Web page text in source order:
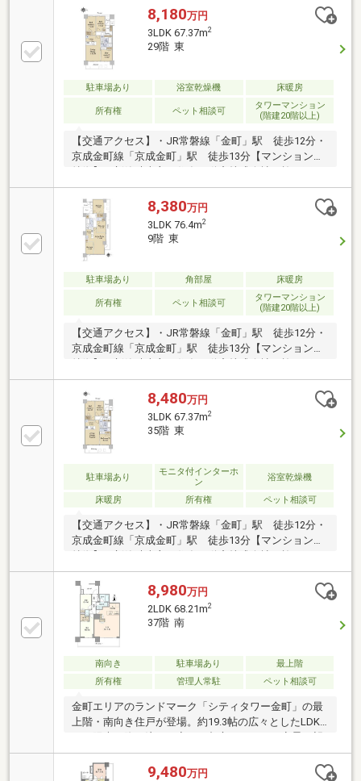
ニング、荷物発送、ゲストルーム予約等）・ゲストル
ーム（1泊5 000円）・TVモニター付オートロック、宅
配ボックス有・ペット飼育可（細則あり）● お部屋
のポイント‥…━……━‥……━‥……・3LDKタイプ・床暖
房（リビング・ダイニング）・キッチンディスポーザ
ー・29階高層階、西向き住戸・バルコニーから富士山
やスカイツリー、夏には花火大会をご覧になれます。
8,180万円
3LDK 67.37m2
29階 東
駐車場あり 浴室乾燥機 床暖房
所有権 ペット相談可
タワーマンション
(階建20階以上)
【交通アクセス】・JR常磐線「金町」駅 徒歩12分・
京成金町線「京成金町」駅 徒歩13分【マンションの
株式会社竹中工務店・築年月：2016年2月築・構
造：鉄筋コンクリート造37階建・免震構造タワーマン
ション・総戸数：840戸【タワー棟700戸、レジデンス
棟：140戸】・ＴＶモニター付オートロック・ダブル
オートロックシステム・ハンズフリーキー採用・２４
時間オンラインセキュリティ・宅配ロッカー・ペット
飼育可（規約等の制限有）・二重床／二重天井・２４
8,380万円
3LDK 76.4m2
9階 東
駐車場あり 角部屋 床暖房
所有権 ペット相談可
タワーマンション
(階建20階以上)
【交通アクセス】・JR常磐線「金町」駅 徒歩12分・
京成金町線「京成金町」駅 徒歩13分【マンションの
株式会社竹中工務店・築年月：2016年2月築・構
造：鉄筋コンクリート造37階建・免震構造タワーマン
ション・総戸数：840戸【タワー棟700戸、レジデンス
棟：140戸】・ＴＶモニター付オートロック・ダブル
オートロックシステム・ハンズフリーキー採用・２４
時間オンラインセキュリティ・宅配ロッカー・ペット
飼育可（規約等の制限有）・二重床／二重天井・２４
8,480万円
3LDK 67.37m2
35階 東
駐車場あり
モニタ付インターホ
ン
浴室乾燥機
床暖房 所有権 ペット相談可
【交通アクセス】・JR常磐線「金町」駅 徒歩12分・
京成金町線「京成金町」駅 徒歩13分【マンションの
株式会社竹中工務店・築年月：2016年2月築・構
造：鉄筋コンクリート造37階建・免震構造タワーマン
ション・総戸数：840戸【タワー棟700戸、レジデンス
棟：140戸】・ＴＶモニター付オートロック・ダブル
オートロックシステム・ハンズフリーキー採用・２４
時間オンラインセキュリティ・宅配ロッカー・ペット
飼育可（規約等の制限有）・二重床／二重天井・２４
時間ゴミ出し可能
8,980万円
2LDK 68.21m2
37階 南
南向き 駐車場あり
最上階
所有権
管理人常駐 ペット相談可
金町エリアのランドマーク「シティタワー金町」の最
上階・南向き住戸が登場。約19.3帖の広々としたLDK
む贅沢なひとときを楽しむことができます。広大な水
元公園の豊かな緑を身近に享受しながら、都心へダイ
9,480万円